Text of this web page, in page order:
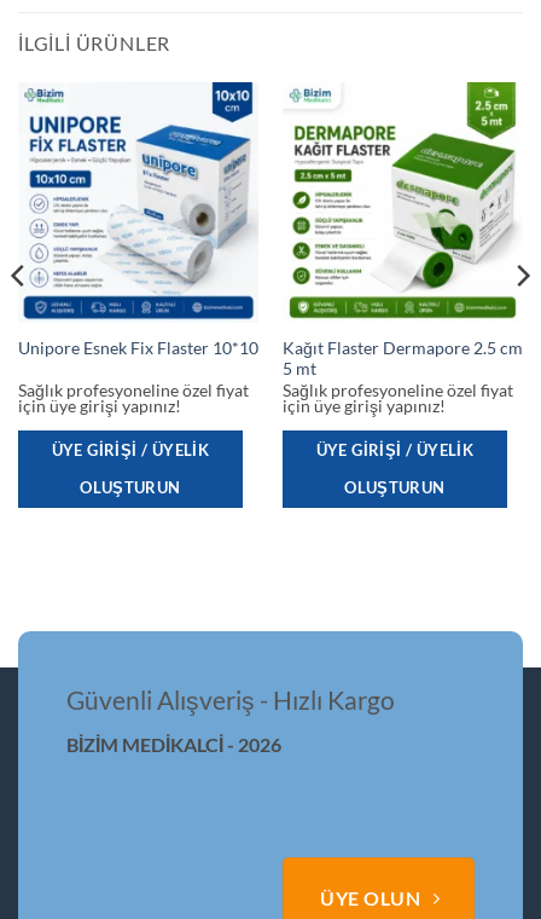
İLGILI ÜRÜNLER
Unipore Esnek Fix Flaster 10*10
Sağlık profesyoneline özel fiyat
için üye girişi yapınız!
ÜYE GIRIŞI / ÜYELIK
OLUŞTURUN
Kağıt Flaster Dermapore 2.5 cm
5 mt
Sağlık profesyoneline özel fiyat
için üye girişi yapınız!
ÜYE GIRIŞI / ÜYELIK
OLUŞTURUN
Güvenli Alışveriş - Hızlı Kargo
BİZİM MEDİKALCİ - 2026
ÜYE OLUN